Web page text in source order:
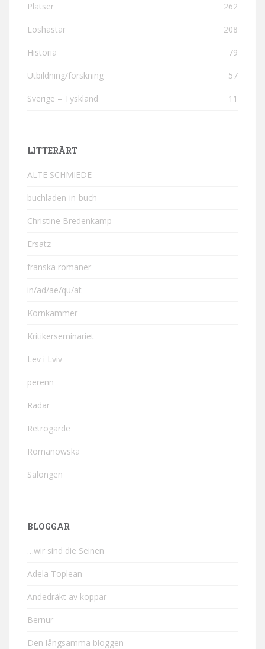
Platser 262
Löshästar 208
Historia 79
Utbildning/forskning 57
Sverige – Tyskland 11
LITTERÄRT
ALTE SCHMIEDE
buchladen-in-buch
Christine Bredenkamp
Ersatz
franska romaner
in/ad/ae/qu/at
Kornkammer
Kritikerseminariet
Lev i Lviv
perenn
Radar
Retrogarde
Romanowska
Salongen
BLOGGAR
…wir sind die Seinen
Adela Toplean
Andedräkt av koppar
Bernur
Den långsamma bloggen